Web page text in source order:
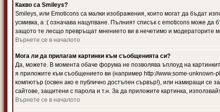
Какво са Smileys?
Smileys, или Emoticons са малки изображения, които могат да бъдат
усмивка, а :( означава нацупване. Пълният списък с emoticons може да
защото те лесщо превръщат мнението ви в нечетимо и модераторите
Върнете се в началото
Мога ли да прилагам картинки към съобщенията си?
Да, можете. В момента обаче форума не позволява ъплоуд на
я приложите към съобщението ви (например http://www.some-
компютър (освен ако е публично достъпен сървър!), или намиращи се
сайтове, защитени с парола и т.н. За да приложите картинка,
Върнете се в началото